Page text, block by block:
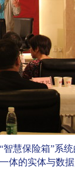
慧保险箱”系统
体的实体与数